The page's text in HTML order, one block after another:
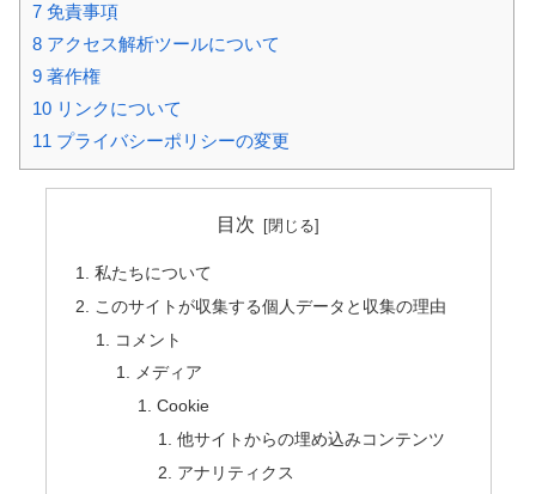
7 免責事項
8 アクセス解析ツールについて
9 著作権
10 リンクについて
11 プライバシーポリシーの変更
目次
私たちについて
このサイトが収集する個人データと収集の理由
コメント
メディア
Cookie
他サイトからの埋め込みコンテンツ
アナリティクス